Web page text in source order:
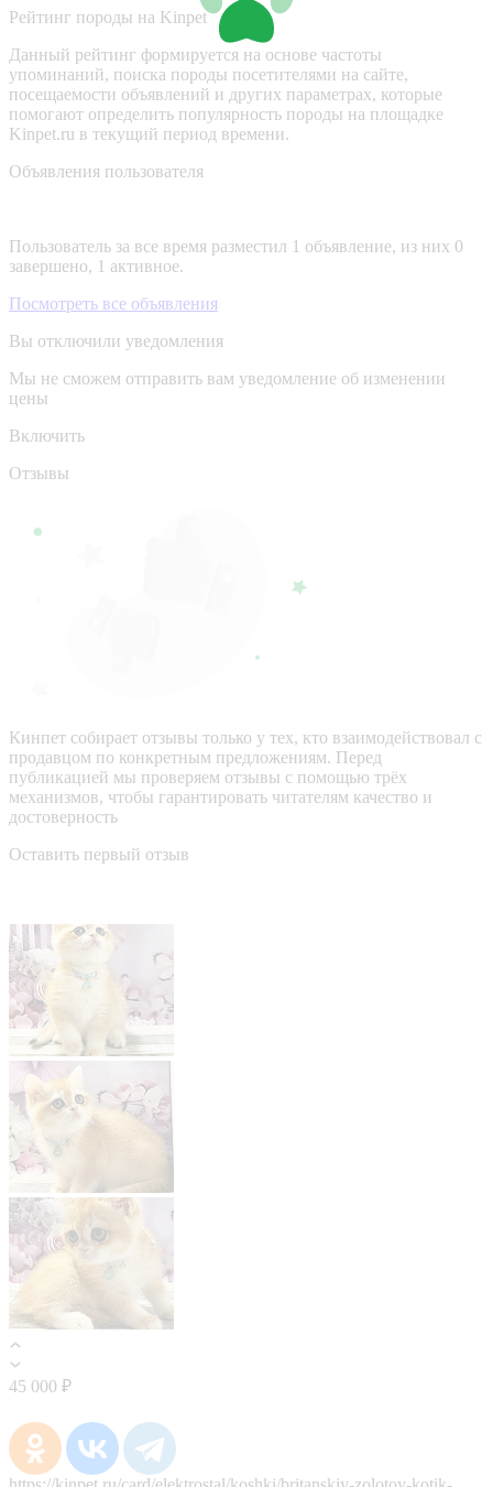
Рейтинг породы на Kinpet
Данный рейтинг формируется на основе частоты
упоминаний, поиска породы посетителями на сайте,
посещаемости объявлений и других параметрах, которые
помогают определить популярность породы на площадке
Kinpet.ru в текущий период времени.
Объявления пользователя
Пользователь за все время разместил 1 объявление, из них 0
завершено, 1 активное.
Посмотреть все объявления
Вы отключили уведомления
Мы не сможем отправить вам уведомление об изменении
цены
Включить
Отзывы
Кинпет собирает отзывы только у тех, кто взаимодействовал с
продавцом по конкретным предложениям. Перед
публикацией мы проверяем отзывы с помощью трёх
механизмов, чтобы гарантировать читателям качество и
достоверность
Оставить первый отзыв
45 000 ₽